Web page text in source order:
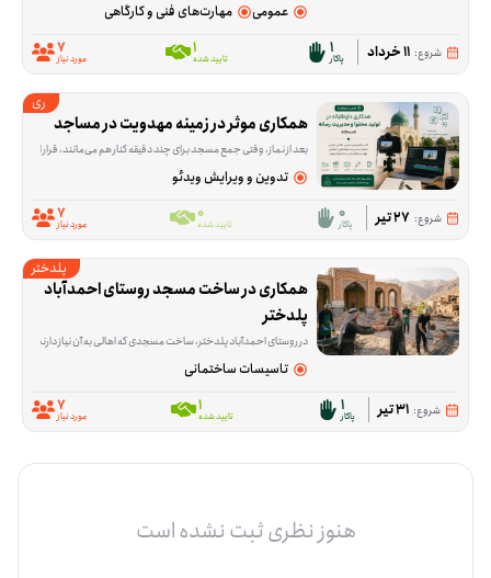
عمومی مهارت‌های فنی و کارگاهی
شروع: 11 خرداد 1پاکار 1تایید شده 7
مورد نیاز
ری
همکاری موثر در زمینه مهدویت در مساجد
بعد از نماز، وقتی جمع مسجد برای چند دقیقه کنار هم می‌مانند، قرار است محتوای کوتاه و قابل فهمی درباره مهدویت پخش شود؛ محتوایی که با ویدئوپروژکتور نمایش داده می‌شود و بین ۳ تا ۱۰ دقیقه زمان می‌گیرد. این فرصت برای اجرای همین برنامه در مسجدها شکل گرفته و داوطلب می‌تواند در هماهنگی، پخش محتوا یا
تدوین و ویرایش ویدئو
شروع: 27 تیر 0پاکار 0
تایید شده 7
مورد نیاز
پلدختر
همکاری در ساخت مسجد روستای احمدآباد
پلدختر
در روستای احمدآباد پلدختر، ساخت مسجدی که اهالی به آن نیاز دارند هنوز ادامه دارد و این فرصت برای کمک در همین مسیر شکل گرفته است. داوطلب‌ها در کاری مشارکت
تاسیسات ساختمانی
شروع: 31 تیر 1پاکار 1تایید شده 7
مورد نیاز
هنوز نظری ثبت نشده است